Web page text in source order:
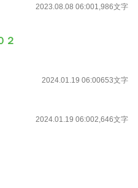
2023.08.08 06:001,986文字
２
2024.01.19 06:00653文字
2024.01.19 06:002,646文字